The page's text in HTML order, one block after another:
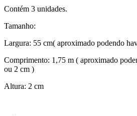
Contém 3 unidades.
Tamanho:
Largura: 55 cm( aproximado podendo
Comprimento: 1,75 m ( aproximado
ou 2 cm )
Altura: 2 cm